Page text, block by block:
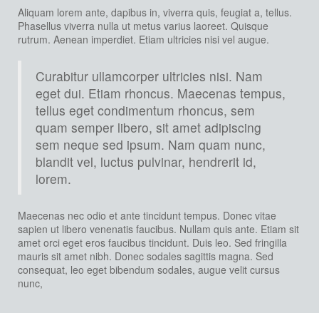
Aliquam lorem ante, dapibus in, viverra quis, feugiat a, tellus.
Phasellus viverra nulla ut metus varius laoreet. Quisque
rutrum. Aenean imperdiet. Etiam ultricies nisi vel augue.
Curabitur ullamcorper ultricies nisi. Nam
eget dui. Etiam rhoncus. Maecenas tempus,
tellus eget condimentum rhoncus, sem
quam semper libero, sit amet adipiscing
sem neque sed ipsum. Nam quam nunc,
blandit vel, luctus pulvinar, hendrerit id,
lorem.
Maecenas nec odio et ante tincidunt tempus. Donec vitae
sapien ut libero venenatis faucibus. Nullam quis ante. Etiam sit
amet orci eget eros faucibus tincidunt. Duis leo. Sed fringilla
mauris sit amet nibh. Donec sodales sagittis magna. Sed
consequat, leo eget bibendum sodales, augue velit cursus
nunc,